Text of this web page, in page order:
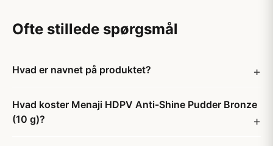
Ofte stillede spørgsmål
Hvad er navnet på produktet?
Hvad koster Menaji HDPV Anti-Shine Pudder Bronze
(10 g)?